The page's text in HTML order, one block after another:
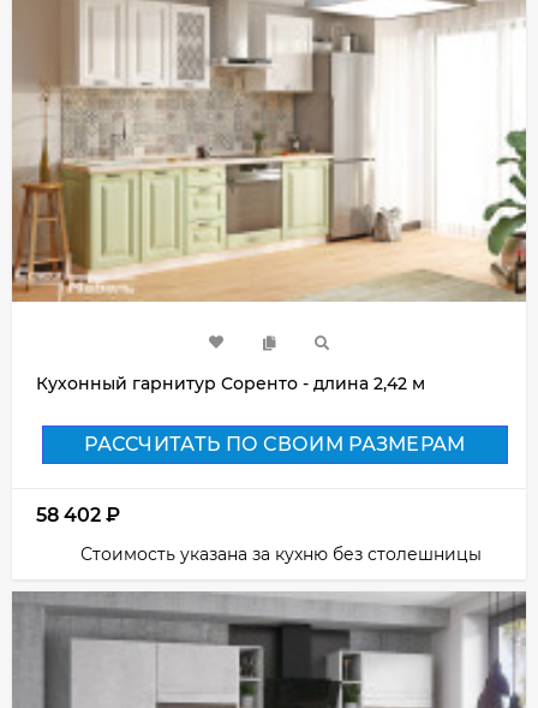
Кухонный гарнитур Соренто - длина 2,42 м
РАССЧИТАТЬ ПО СВОИМ РАЗМЕРАМ
58 402 ₽
Стоимость указана за кухню без столешницы